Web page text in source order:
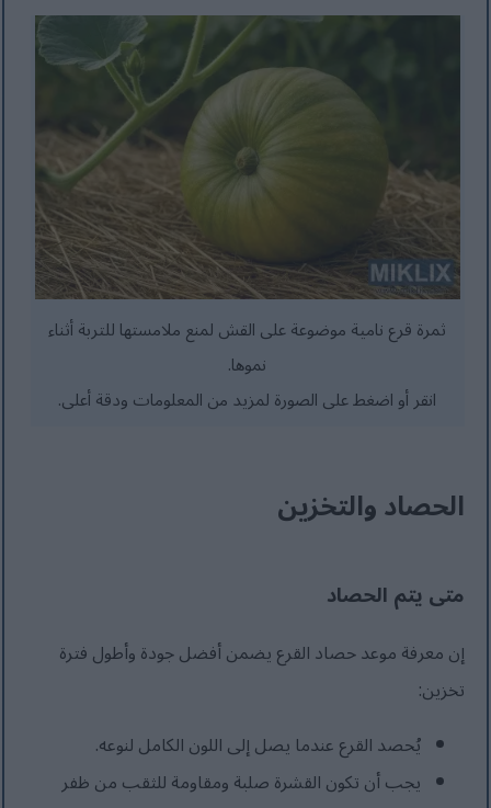
ثمرة قرع نامية موضوعة على القش لمنع ملامستها للتربة أثناء
نموها.
انقر أو اضغط على الصورة لمزيد من المعلومات ودقة أعلى.
الحصاد والتخزين
متى يتم الحصاد
إن معرفة موعد حصاد القرع يضمن أفضل جودة وأطول فترة
تخزين:
يُحصد القرع عندما يصل إلى اللون الكامل لنوعه.
يجب أن تكون القشرة صلبة ومقاومة للثقب من ظفر